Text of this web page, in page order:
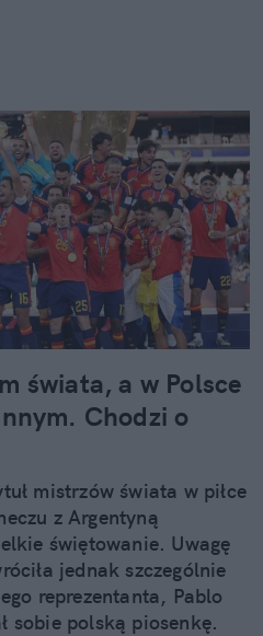
świata, a w Polsce
Chodzi o
mistrzów świata w piłce
z Argentyną
świętowanie. Uwagę
jednak szczególnie
reprezentanta, Pablo
sobie polską piosenkę.